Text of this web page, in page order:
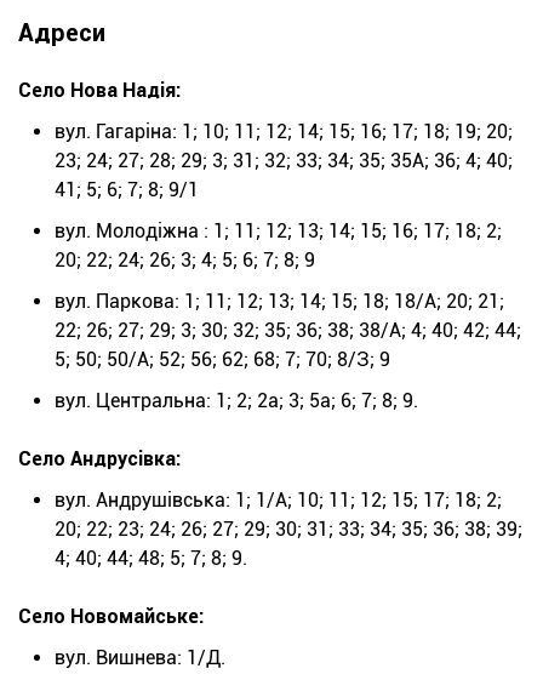
Адреси
Село Нова Надія:
вул. Гагаріна: 1; 10; 11; 12; 14; 15; 16; 17; 18; 19; 20;
23; 24; 27; 28; 29; 3; 31; 32; 33; 34; 35; 35А; 36; 4; 40;
41; 5; 6; 7; 8; 9/1
вул. Молодіжна : 1; 11; 12; 13; 14; 15; 16; 17; 18; 2;
20; 22; 24; 26; 3; 4; 5; 6; 7; 8; 9
вул. Паркова: 1; 11; 12; 13; 14; 15; 18; 18/А; 20; 21;
22; 26; 27; 29; 3; 30; 32; 35; 36; 38; 38/А; 4; 40; 42; 44;
5; 50; 50/А; 52; 56; 62; 68; 7; 70; 8/З; 9
вул. Центральна: 1; 2; 2а; 3; 5а; 6; 7; 8; 9.
Село Андрусівка:
вул. Андрушівська: 1; 1/А; 10; 11; 12; 15; 17; 18; 2;
20; 22; 23; 24; 26; 27; 29; 30; 31; 33; 34; 35; 36; 38; 39;
4; 40; 44; 48; 5; 7; 8; 9.
Село Новомайське:
вул. Вишнева: 1/Д.